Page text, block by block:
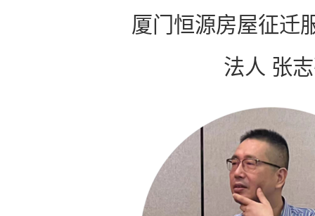
厦门恒源房屋征迁
法人 张